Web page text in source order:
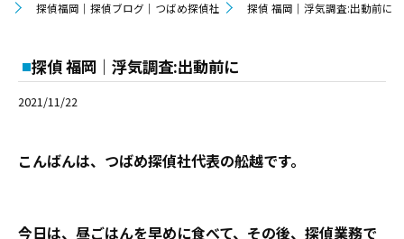
探偵福岡｜探偵ブログ｜つばめ探偵社
探偵 福岡｜浮気調査:出動前に
探偵 福岡｜浮気調査:出動前に
2021/11/22
こんばんは、つばめ探偵社代表の舩越です。
今日は、昼ごはんを早めに食べて、その後、探偵業務で